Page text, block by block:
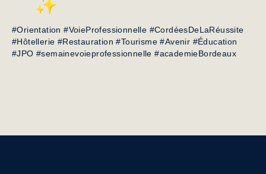
#Orientation #VoieProfessionnelle #CordéesDeLaRéussite
#Hôtellerie #Restauration #Tourisme #Avenir #Éducation
#JPO #semainevoieprofessionnelle #academieBordeaux